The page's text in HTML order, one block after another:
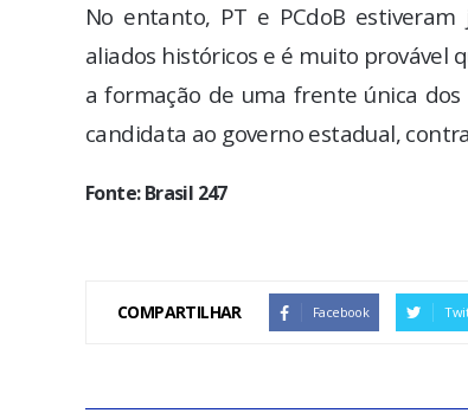
No entanto, PT e PCdoB
aliados históricos e é muito provável
a formação de uma frente única
candidata ao governo estadual,
Fonte: Brasil 247
COMPARTILHAR Facebook